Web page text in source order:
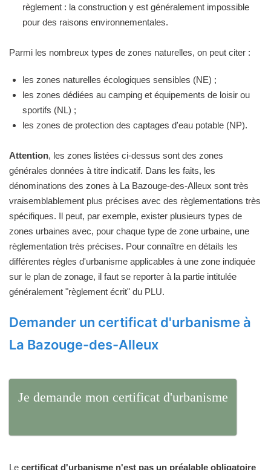
règlement : la construction y est généralement impossible
pour des raisons environnementales.
Parmi les nombreux types de zones naturelles, on peut citer :
les zones naturelles écologiques sensibles (NE) ;
les zones dédiées au camping et équipements de loisir ou
sportifs (NL) ;
les zones de protection des captages d'eau potable (NP).
Attention, les zones listées ci-dessus sont des zones
générales données à titre indicatif. Dans les faits, les
dénominations des zones à La Bazouge-des-Alleux sont très
vraisemblablement plus précises avec des règlementations très
spécifiques. Il peut, par exemple, exister plusieurs types de
zones urbaines avec, pour chaque type de zone urbaine, une
règlementation très précises. Pour connaître en détails les
différentes règles d'urbanisme applicables à une zone indiquée
sur le plan de zonage, il faut se reporter à la partie intitulée
généralement "règlement écrit" du PLU.
Demander un certificat d'urbanisme à
La Bazouge-des-Alleux
Je demande mon certificat d'urbanisme
Le certificat d'urbanisme n'est pas un préalable obligatoire